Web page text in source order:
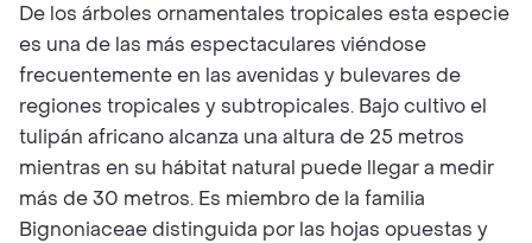
De los árboles ornamentales tropicales esta especie
es una de las más espectaculares viéndose
frecuentemente en las avenidas y bulevares de
regiones tropicales y subtropicales. Bajo cultivo el
tulipán africano alcanza una altura de 25 metros
mientras en su hábitat natural puede llegar a medir
más de 30 metros. Es miembro de la familia
Bignoniaceae distinguida por las hojas opuestas y